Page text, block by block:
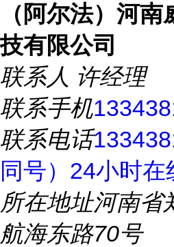
（阿尔法）河
技有限公司
联系人 许经理
联系手机
联系电话
同号）24小时在
所在地址河南省
航海东路70号